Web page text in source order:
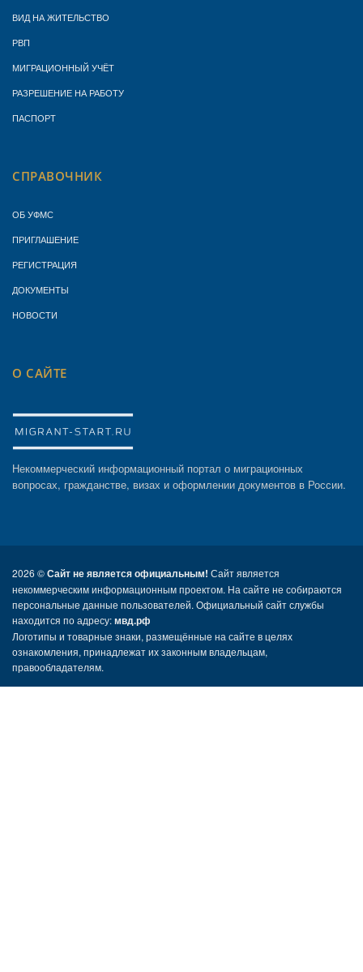
ВИД НА ЖИТЕЛЬСТВО
РВП
МИГРАЦИОННЫЙ УЧЁТ
РАЗРЕШЕНИЕ НА РАБОТУ
ПАСПОРТ
СПРАВОЧНИК
ОБ УФМС
ПРИГЛАШЕНИЕ
РЕГИСТРАЦИЯ
ДОКУМЕНТЫ
НОВОСТИ
О САЙТЕ
Некоммерческий информационный портал о миграционных
вопросах, гражданстве, визах и оформлении документов в России.
2026 ©Сайт не является официальным! Сайт является
некоммерческим информационным проектом. На сайте не собираются
персональные данные пользователей. Официальный сайт службы
находится по адресу:мвд.рф
Логотипы и товарные знаки, размещённые на сайте в целях
ознакомления, принадлежат их законным владельцам,
правообладателям.